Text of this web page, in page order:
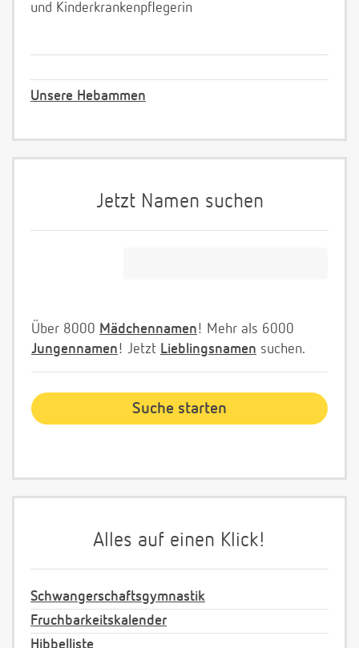
und Kinderkrankenpflegerin
Unsere Hebammen
Jetzt Namen suchen
Über 8000 Mädchennamen! Mehr als 6000
Jungennamen! Jetzt Lieblingsnamen suchen.
Alles auf einen Klick!
Schwangerschaftsgymnastik
Fruchbarkeitskalender